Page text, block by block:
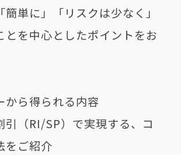
簡単に」「リスクは少なく」
とを中心としたポイントをお
ら得られる内容
引（RI/SP）で実現する、コ
をご紹介